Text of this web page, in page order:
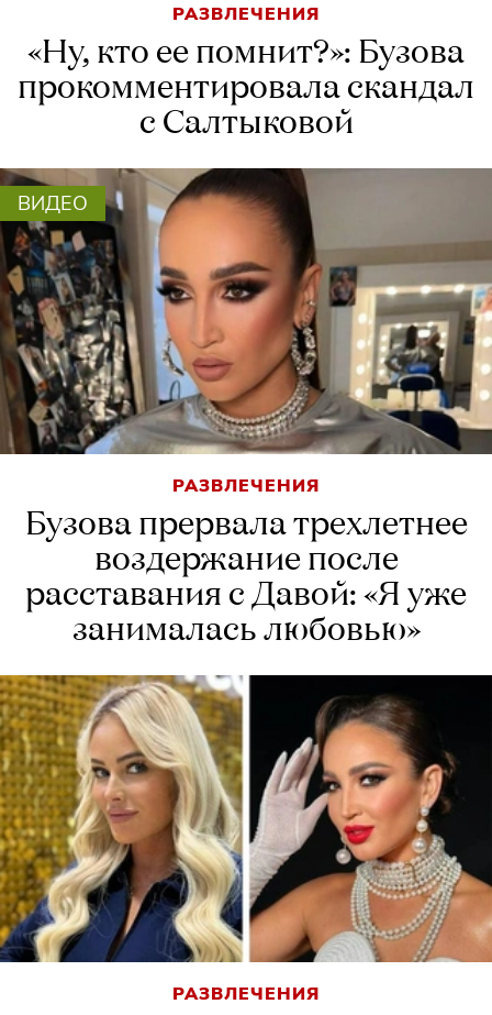
РАЗВЛЕЧЕНИЯ
«Ну, кто ее помнит?»: Бузова
прокомментировала скандал
с Салтыковой
ВИДЕО
РАЗВЛЕЧЕНИЯ
Бузова прервала трехлетнее
воздержание после
расставания с Давой: «Я уже
занималась любовью»
РАЗВЛЕЧЕНИЯ